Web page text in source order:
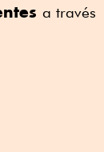
a través